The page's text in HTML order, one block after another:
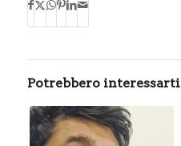
Potrebbero interessarti